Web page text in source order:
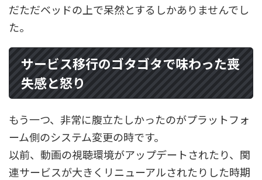
だただベッドの上で呆然とするしかありませんでし
た。
サービス移行のゴタゴタで味わった喪
失感と怒り
もう一つ、非常に腹立たしかったのがプラットフォ
ーム側のシステム変更の時です。
以前、動画の視聴環境がアップデートされたり、関
連サービスが大きくリニューアルされたりした時期